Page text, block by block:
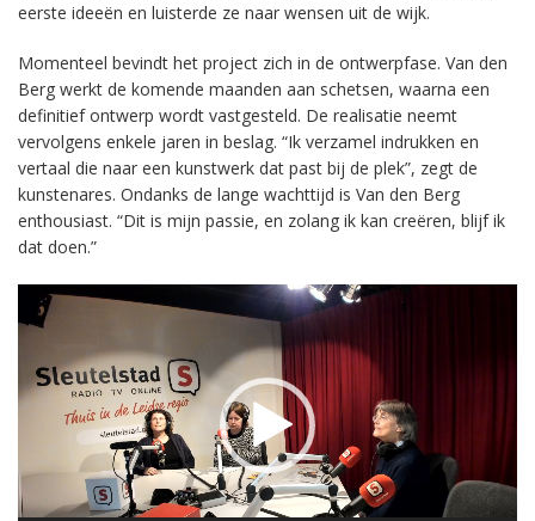
eerste ideeën en luisterde ze naar wensen uit de wijk.
Momenteel bevindt het project zich in de ontwerpfase. Van den
Berg werkt de komende maanden aan schetsen, waarna een
definitief ontwerp wordt vastgesteld. De realisatie neemt
vervolgens enkele jaren in beslag. “Ik verzamel indrukken en
vertaal die naar een kunstwerk dat past bij de plek”, zegt de
kunstenares. Ondanks de lange wachttijd is Van den Berg
enthousiast. “Dit is mijn passie, en zolang ik kan creëren, blijf ik
dat doen.”
Videospeler